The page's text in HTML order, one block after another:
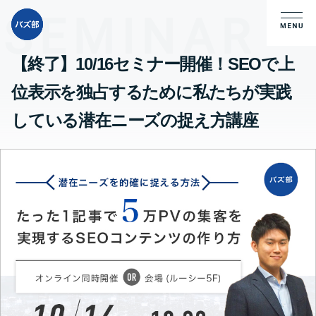
【終了】10/16セミナー開催！SEOで上
位表示を独占するために私たちが実践
している潜在ニーズの捉え方講座